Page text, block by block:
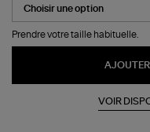
06
White
Prendre votre taille habituelle.
VOIR